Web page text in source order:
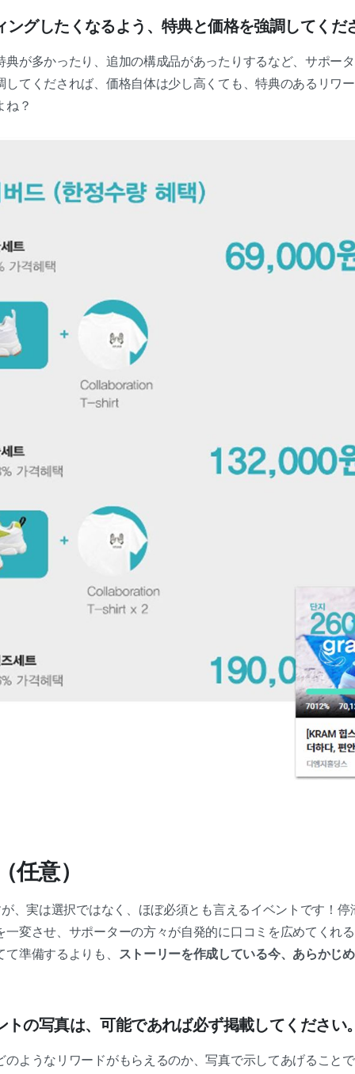
ングしたくなるよう、特典と価格を強調してくだ
典が多かったり、追加の構成品があったりするなど、サポー
してくだされば、価格自体は少し高くても、特典のあるリワ
ね？
任意）
が、実は選択ではなく、ほぼ必須とも言えるイベントです！
一変させ、サポーターの方々が自発的に口コミを広めてくれ
準備するよりも、 ストーリーを作成している今、あらかじ
トの写真は、可能であれば必ず掲載してください
のようなリワードがもらえるのか、写真で示してあげること